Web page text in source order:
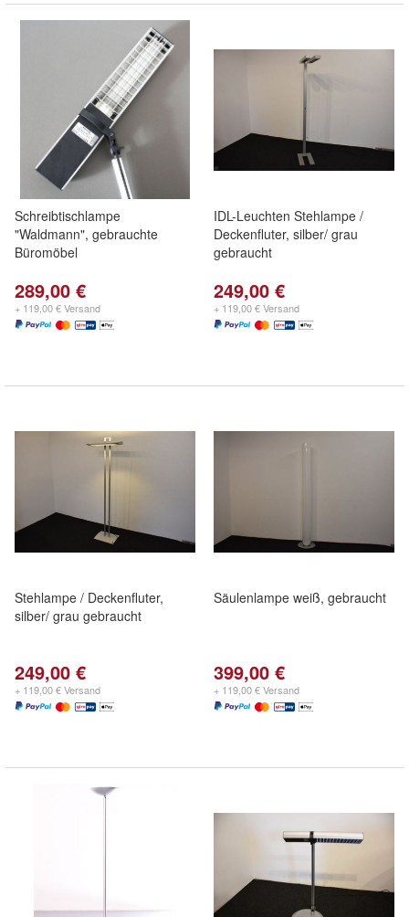
Schreibtischlampe
"Waldmann", gebrauchte
Büromöbel
289,00 €
+ 119,00 € Versand
IDL-Leuchten Stehlampe /
Deckenfluter, silber/ grau
gebraucht
249,00 €
+ 119,00 € Versand
Stehlampe / Deckenfluter,
silber/ grau gebraucht
249,00 €
+ 119,00 € Versand
Säulenlampe weiß, gebraucht
399,00 €
+ 119,00 € Versand